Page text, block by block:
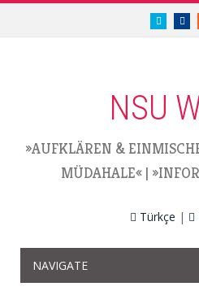
NSU
»AUFKLÄREN &
MÜDAHALE« |
Türkçe |
NAVIGATE